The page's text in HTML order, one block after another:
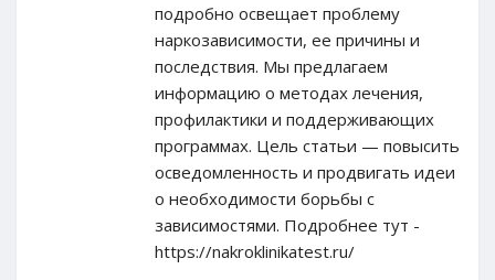
подробно освещает проблему
наркозависимости, ее причины и
последствия. Мы предлагаем
информацию о методах лечения,
профилактики и поддерживающих
программах. Цель статьи — повысить
осведомленность и продвигать идеи
о необходимости борьбы с
зависимостями. Подробнее тут -
https://nakroklinikatest.ru/